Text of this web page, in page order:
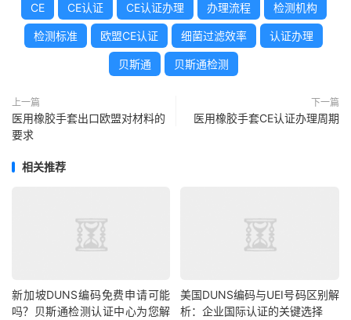
CE CE认证 CE认证办理 办理流程 检测机构
检测标准 欧盟CE认证 细菌过滤效率 认证办理
贝斯通 贝斯通检测
上一篇
医用橡胶手套出口欧盟对材料的
要求
下一篇
医用橡胶手套CE认证办理周期
相关推荐
新加坡DUNS编码免费申请可能
吗？贝斯通检测认证中心为您解
美国DUNS编码与UEI号码区别解
析：企业国际认证的关键选择